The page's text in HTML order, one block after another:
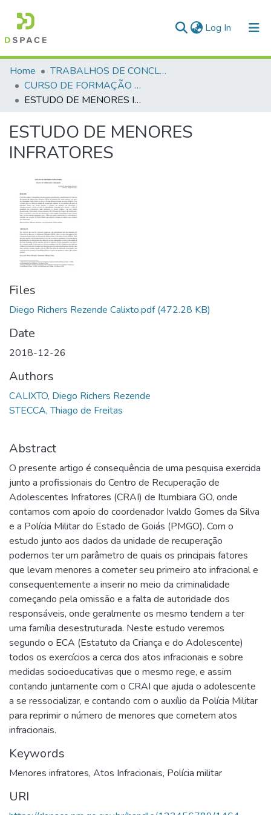
Log In (current)
Communities & Collections
All of DSpace
Home
TRABALHOS DE CONCLUSÃO DE CURSO - CFP (CURSO DE FORMAÇÃO DE PRAÇAS)
CURSO DE FORMAÇÃO DE PRAÇAS - CFP - 2018
ESTUDO DE MENORES INFRATORES
ESTUDO DE MENORES
INFRATORES
Files
Diego Richers Rezende Calixto.pdf(472.28 KB)
Date
2018-12-26
Authors
CALIXTO, Diego Richers Rezende
STECCA, Thiago de Freitas
Abstract
O presente artigo é consequência de uma pesquisa exercida
junto a profissionais do Centro de Recuperação de
Adolescentes Infratores (CRAI) de Itumbiara GO, onde
contamos com apoio do coordenador Ivaldo Gomes da Silva
e a Polícia Militar do Estado de Goiás (PMGO). Com o
estudo junto aos dados da unidade de recuperação
podemos ter um parâmetro de quais os principais fatores
que levam menores a cometer seu primeiro ato infracional e
consequentemente a inserir no meio da criminalidade
começando pela omissão e a falta de autoridade dos
responsáveis, onde geralmente os mesmo tendem a ter
uma família desestruturada. Neste estudo veremos
segundo o ECA (Estatuto da Criança e do Adolescente)
todos os exercícios a cerca dos atos infracionais e sobre
medidas socioeducativas que o mesmo rege, e assim
contando juntamente com o CRAI que ajuda o adolescente
a se ressocializar, e contando com o auxílio da Polícia Militar
para reprimir o número de menores que cometem atos
infracionais.
Keywords
Menores infratores, Atos Infracionais, Polícia militar
URI